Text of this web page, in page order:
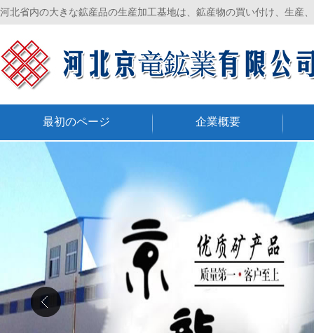
河北省内の大きな鉱産品の生産加工基地は、鉱産物の買い付け、生産
最初のページ 企業概要